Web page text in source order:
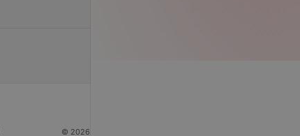
© 2026 ООО «Артокс Лаб», УНП 191700409